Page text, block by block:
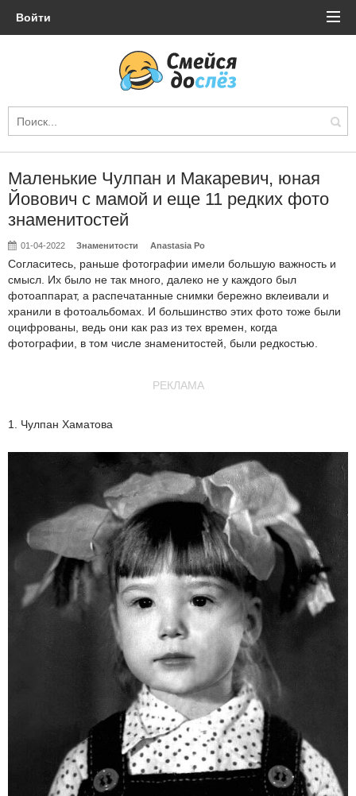
Войти
Маленькие Чулпан и Макаревич, юная
Йовович с мамой и еще 11 редких фото
знаменитостей
01-04-2022 Знаменитости Anastasia Po
Согласитесь, раньше фотографии имели большую важность и
смысл. Их было не так много, далеко не у каждого был
фотоаппарат, а распечатанные снимки бережно вклеивали и
хранили в фотоальбомах. И большинство этих фото тоже были
оцифрованы, ведь они как раз из тех времен, когда
фотографии, в том числе знаменитостей, были редкостью.
РЕКЛАМА
1. Чулпан Хаматова